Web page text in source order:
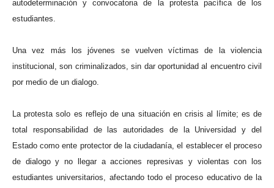
autodeterminación y convocatoria de la protesta pacífica de los
estudiantes.
Una vez más los jóvenes se vuelven víctimas de la violencia
institucional, son criminalizados, sin dar oportunidad al encuentro civil
por medio de un dialogo.
La protesta solo es reflejo de una situación en crisis al límite; es de
total responsabilidad de las autoridades de la Universidad y del
Estado como ente protector de la ciudadanía, el establecer el proceso
de dialogo y no llegar a acciones represivas y violentas con los
estudiantes universitarios, afectando todo el proceso educativo de la